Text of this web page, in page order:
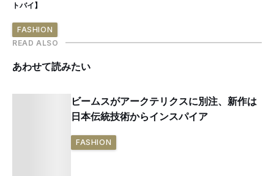
トバイ】
FASHION
READ ALSO
あわせて読みたい
ビームスがアークテリクスに別注、新作は
日本伝統技術からインスパイア
FASHION